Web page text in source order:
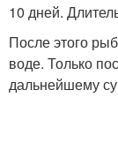
10 дней.
После этого
воде. Только
дальнейшему